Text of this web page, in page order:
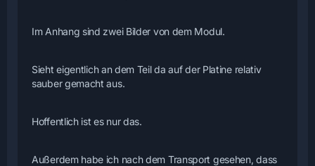
Im Anhang sind zwei Bilder von dem Modul.
Sieht eigentlich an dem Teil da auf der Platine relativ
sauber gemacht aus.
Hoffentlich ist es nur das.
Außerdem habe ich nach dem Transport gesehen, dass